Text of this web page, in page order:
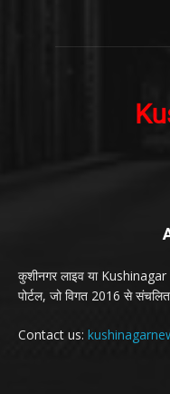
कुशीनगर लाइव या
पोर्टल, जो विगत 2016 से
Contact us: